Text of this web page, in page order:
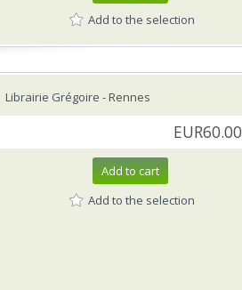
Add to the selection
Librairie Grégoire - Rennes
EUR60.00
Add to cart
Add to the selection